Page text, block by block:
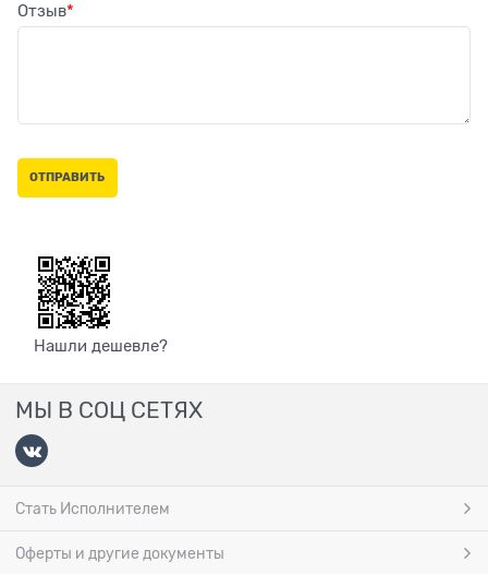
Отзыв
Нашли дешевле?
МЫ В СОЦ СЕТЯХ
Стать Исполнителем
Оферты и другие документы